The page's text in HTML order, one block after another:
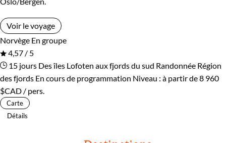
Voir le voyage
Norvège En groupe
4,57 / 5
15 jours Des îles Lofoten aux fjords du sud Randonnée Région
des fjords En cours de programmation Niveau : à partir de8 960
$CAD / pers.
Carte
Détails